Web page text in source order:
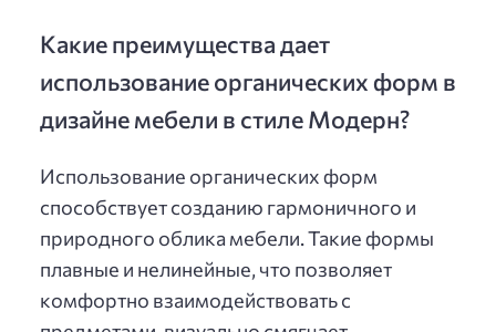
Какие преимущества дает
использование органических форм в
дизайне мебели в стиле Модерн?
Использование органических форм
способствует созданию гармоничного и
природного облика мебели. Такие формы
плавные и нелинейные, что позволяет
комфортно взаимодействовать с